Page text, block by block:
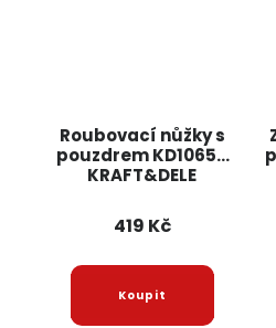
Roubovací nůžky s
pouzdrem KD10655
KRAFT&DELE
419 Kč